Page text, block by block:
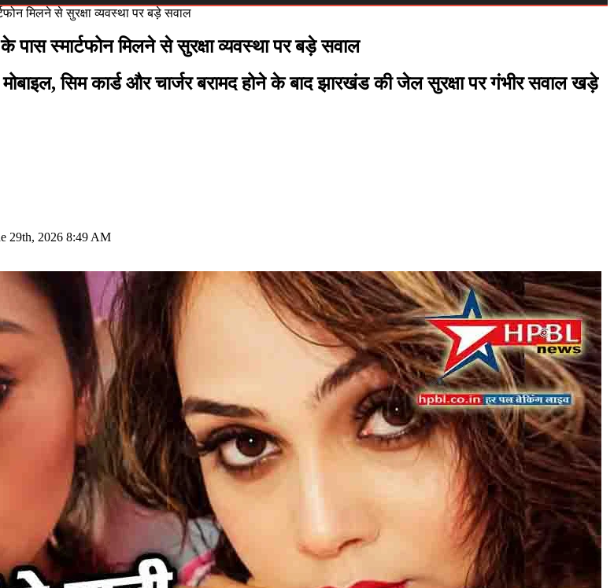
मिलने से सुरक्षा व्यवस्था पर बड़े सवाल
स्मार्टफोन मिलने से सुरक्षा व्यवस्था पर बड़े सवाल
सिम कार्ड और चार्जर बरामद होने के बाद झारखंड की जेल सुरक्षा पर गंभीर सवाल खड़े
29th, 2026 8:49 AM